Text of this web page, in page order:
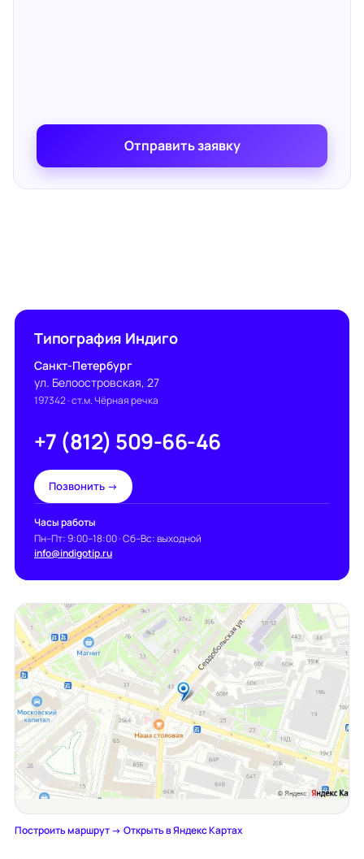
Отправить заявку
Типография Индиго
Санкт-Петербург
ул. Белоостровская, 27
197342· ст.м. Чёрная речка
+7 (812) 509-66-46
Позвонить →
Часы работы
Пн–Пт: 9:00–18:00 · Сб–Вс: выходной
info@indigotip.ru
Построить маршрут →·Открыть в Яндекс Картах